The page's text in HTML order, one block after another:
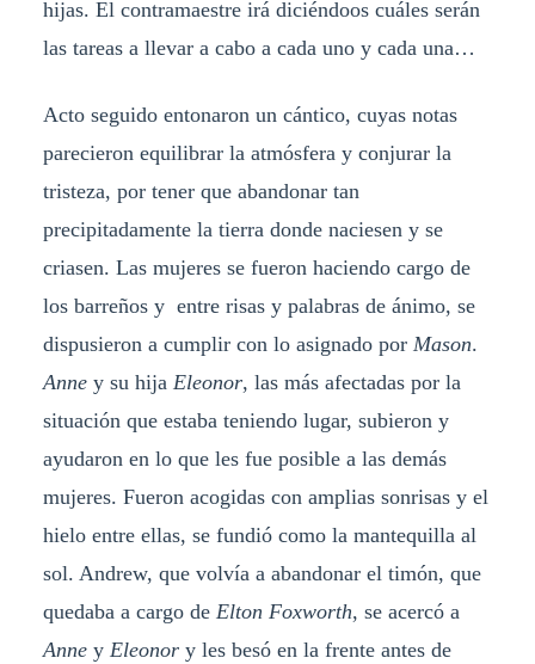
hijas. El contramaestre irá diciéndoos cuáles serán
las tareas a llevar a cabo a cada uno y cada una…
Acto seguido entonaron un cántico, cuyas notas
parecieron equilibrar la atmósfera y conjurar la
tristeza, por tener que abandonar tan
precipitadamente la tierra donde naciesen y se
criasen. Las mujeres se fueron haciendo cargo de
los barreños y entre risas y palabras de ánimo, se
dispusieron a cumplir con lo asignado por Mason.
Anney su hija Eleonor, las más afectadas por la
situación que estaba teniendo lugar, subieron y
ayudaron en lo que les fue posible a las demás
mujeres. Fueron acogidas con amplias sonrisas y el
hielo entre ellas, se fundió como la mantequilla al
sol. Andrew, que volvía a abandonar el timón, que
quedaba a cargo de Elton Foxworth, se acercó a
Anney Eleonory les besó en la frente antes de